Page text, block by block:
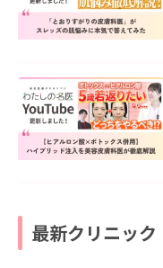
最新クリニック